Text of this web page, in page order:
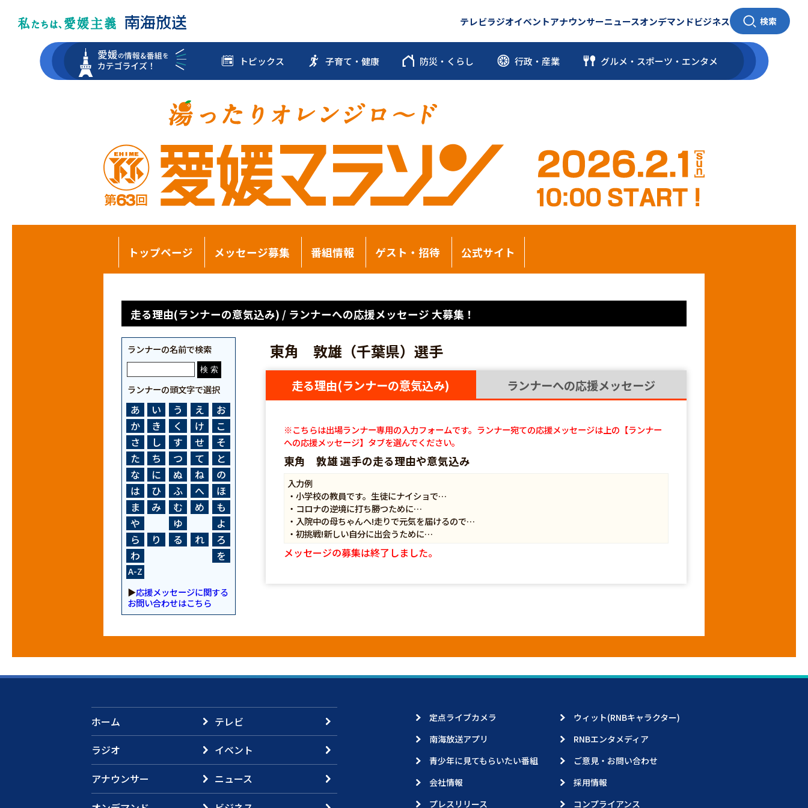
テレビラジオイベントアナウンサーニュースオンデマンドビジネス 検索
トピックス 子育て・健康 防災・くらし 行政・産業 グルメ・スポーツ ・ エンタメ
トップページ メッセージ募集 番組情報 ゲスト・招待 公式サイト
走る理由(ランナーの意気込み) / ランナーへの応援メッセージ 大募集！
ランナーの名前で検索
ランナーの頭文字で選択
あ い う え
お
か
き く け
こ
さ
し す せ
そ
た
ち つ て
と
な
に ぬ ね
の
は
ひ ふ へ
ほ
ま
み む め
も
や
ゆ
よ
ら
り る れ
ろ
わ
を
A-Z
▶応援メッセージに関する
お問い合わせはこちら
東角 敦雄（千葉県）選手
走る理由(ランナーの意気込み) ランナーへの応援メッセージ
※こちらは出場ランナー専用の入力フォームです。ランナー宛ての応援メッセージは上の【ランナー
への応援メッセージ】タブを選んでください。
東角 敦雄 選手の走る理由や意気込み
入力例
・小学校の教員です。生徒にナイショで…
・コロナの逆境に打ち勝つために…
・入院中の母ちゃんへ!走りで元気を届けるので…
・初挑戦!新しい自分に出会うために…
メッセージの募集は終了しました。
ホーム
テレビ
ラジオ
イベント
アナウンサー
ニュース
定点ライブカメラ
ウィット(RNBキャラクター)
南海放送アプリ
RNBエンタメディア
青少年に見てもらいたい番組
ご意見・お問い合わせ
会社情報
採用情報
プレスリリース
コンプライアンス